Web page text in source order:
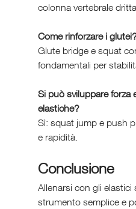
colonna vertebrale
Come rinforzare i
Glute bridge e squat
fondamentali per
Si può sviluppare forza
elastiche?
Sì: squat jump e push
e rapidità.
Conclusione
Allenarsi con gli elastici
strumento semplice e